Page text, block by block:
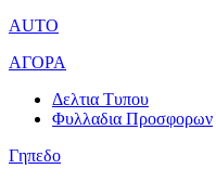
AUTO
ΑΓΟΡΑ
Δελτια Τυπου
Φυλλαδια Προσφορων
Γηπεδο